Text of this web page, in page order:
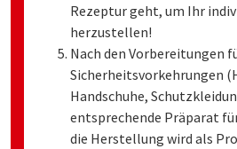
Rezeptur geht, um Ihr
herzustellen!
Nach den Vorbereitungen
Sicherheitsvorkehrungen
Handschuhe,
entsprechende Präparat
die Herstellung wird als